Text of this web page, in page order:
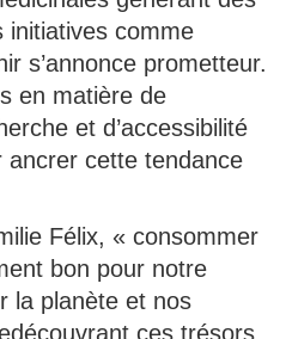
initiatives comme
s’annonce prometteur.
en matière de
et d’accessibilité
ancrer cette tendance
Félix, « consommer
bon pour notre
la planète et nos
ces trésors